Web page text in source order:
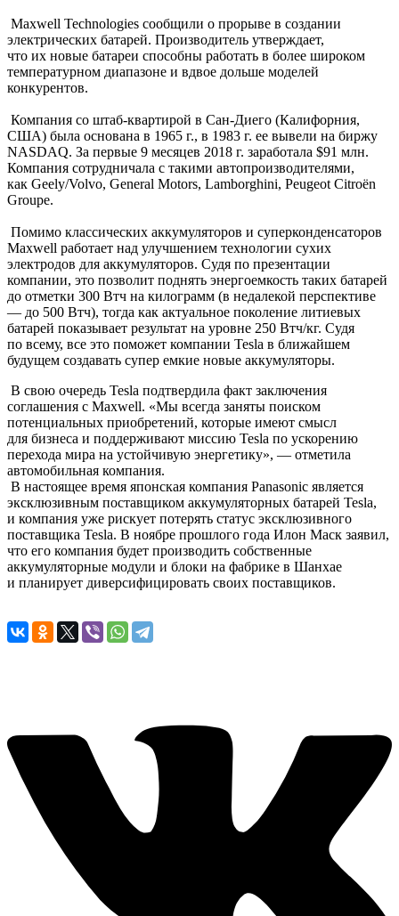
Maxwell Technologies сообщили о прорыве в создании
электрических батарей. Производитель утверждает,
что их новые батареи способны работать в более широком
температурном диапазоне и вдвое дольше моделей
конкурентов.
Компания со штаб-квартирой в Сан-Диего (Калифорния,
США) была основана в 1965 г., в 1983 г. ее вывели на биржу
NASDAQ. За первые 9 месяцев 2018 г. заработала $91 млн.
Компания сотрудничала с такими автопроизводителями,
как Geely/Volvo, General Motors, Lamborghini, Peugeot Citroën
Groupe.
Помимо классических аккумуляторов и суперконденсаторов
Maxwell работает над улучшением технологии сухих
электродов для аккумуляторов. Судя по презентации
компании, это позволит поднять энергоемкость таких батарей
до отметки 300 Втч на килограмм (в недалекой перспективе
— до 500 Втч), тогда как актуальное поколение литиевых
батарей показывает результат на уровне 250 Втч/кг. Судя
по всему, все это поможет компании Tesla в ближайшем
будущем создавать супер емкие новые аккумуляторы.
В свою очередь Tesla подтвердила факт заключения
соглашения с Maxwell. «Мы всегда заняты поиском
потенциальных приобретений, которые имеют смысл
для бизнеса и поддерживают миссию Tesla по ускорению
перехода мира на устойчивую энергетику», — отметила
автомобильная компания.
В настоящее время японская компания Panasonic является
эксклюзивным поставщиком аккумуляторных батарей Tesla,
и компания уже рискует потерять статус эксклюзивного
поставщика Tesla. В ноябре прошлого года Илон Маск заявил,
что его компания будет производить собственные
аккумуляторные модули и блоки на фабрике в Шанхае
и планирует диверсифицировать своих поставщиков.